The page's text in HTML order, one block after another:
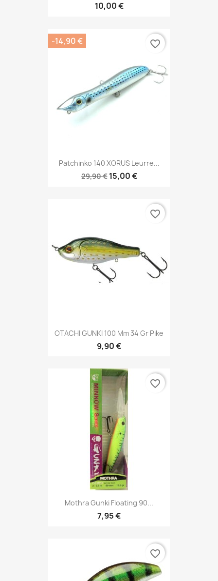
10,00 €
Patchinko 140 XORUS Leurre...
29,90 € 15,00 €
-14,90 € favorite_border
OTACHI GUNKI 100 Mm 34 Gr Pike
9,90 €
favorite_border
Mothra Gunki Floating 90...
7,95 €
favorite_border
favorite_border